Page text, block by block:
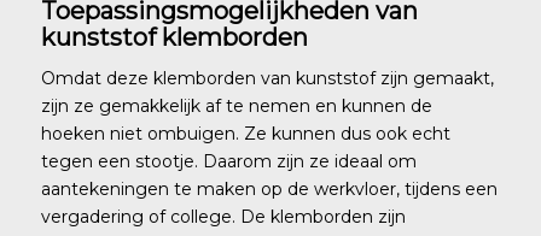
Toepassingsmogelijkheden van
kunststof klemborden
Omdat deze klemborden van kunststof zijn gemaakt,
zijn ze gemakkelijk af te nemen en kunnen de
hoeken niet ombuigen. Ze kunnen dus ook echt
tegen een stootje. Daarom zijn ze ideaal om
aantekeningen te maken op de werkvloer, tijdens een
vergadering of college. De klemborden zijn